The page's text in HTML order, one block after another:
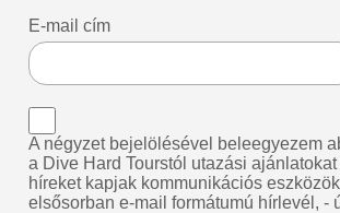
E-mail cím
A négyzet bejelölésével beleegyezem
a Dive Hard Tourstól utazási
híreket kapjak kommunikációs
elsősorban e-mail formátumú hírlevél, -